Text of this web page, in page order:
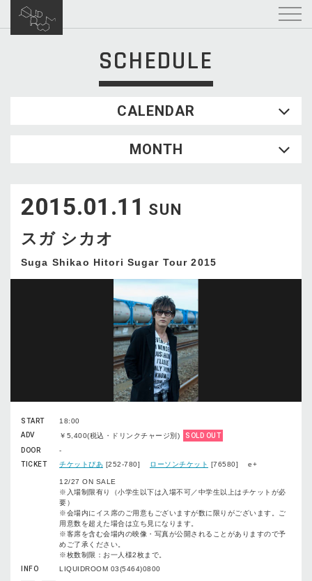
SCHEDULE
CALENDAR
WED
2
3 4 5
16
17
23
24 25 26 27
30
31
MONTH
2015.01.11 SUN
スガ シカオ
Suga Shikao Hitori Sugar Tour 2015
START
18:00
ADV
￥5,400(税込・ドリンクチャージ別)
SOLD OUT
DOOR
-
TICKET
チケットぴあ [252-780] ローソンチケット [76580] e+
12/27 ON SALE
※入場制限有り（小学生以下は入場不可／中学生以上はチケットが必
要）
※会場内にイス席のご用意もございますが数に限りがございます。ご
用意数を超えた場合は立ち見になります。
※客席を含む会場内の映像・写真が公開されることがありますので予
めご了承ください。
※枚数制限：お一人様2枚まで。
INFO
LIQUIDROOM 03(5464)0800